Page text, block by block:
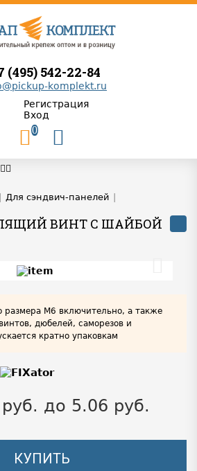
(495) 542-22-84
komplekt.ru
Регистрация
Вход
0
Для сэндвич-панелей
ВИНТ С ШАЙБОЙ
размера М6 включительно, а также
дюбелей, саморезов и
кратно упаковкам
до 5.06 руб.
КУПИТЬ